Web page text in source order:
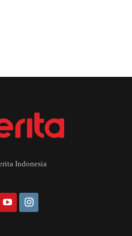
Indonesia